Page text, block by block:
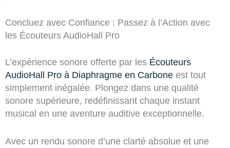
Concluez avec Confiance : Passez à l’Action avec
les Écouteurs AudioHall Pro
L’expérience sonore offerte par les Écouteurs
AudioHall Pro à Diaphragme en Carboneest tout
simplement inégalée. Plongez dans une qualité
sonore supérieure, redéfinissant chaque instant
musical en une aventure auditive exceptionnelle.
Avec un rendu sonore d’une clarté absolue et une